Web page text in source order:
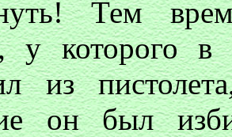
Тем
у которого в
из
он был